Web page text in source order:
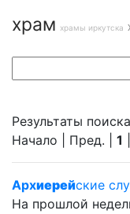
храм храмы иркутска
Результаты
Начало | Пред. | 1
Архиерейские
На прошлой